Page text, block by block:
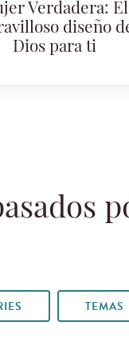
Verdadera: El
diseño
Dios para ti
TEMAS